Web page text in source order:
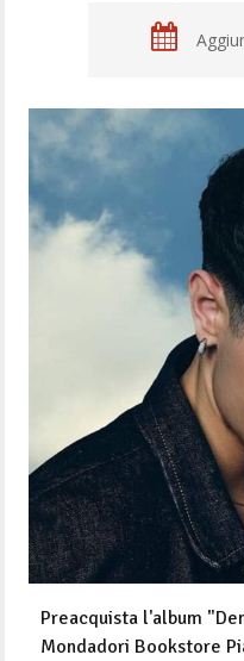
Preacquista l'album
Mondadori Bookstore